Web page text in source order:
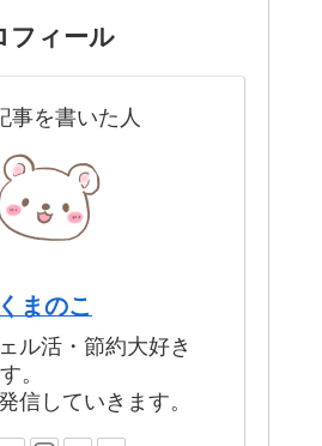
フィール
事を書いた人
くまのこ
ル活・節約大好き
。
信していきます。